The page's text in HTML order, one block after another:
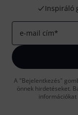
Inspiráló
e-mail cím*
A "Bejelentkezés"
önnek hirdetéseket.
információkat